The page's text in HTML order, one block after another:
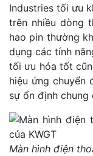
Industries tối ưu
trên nhiều dòng
hao pin thường
dụng các tính
tối ưu hóa tốt
hiệu ứng chuyển
sự ổn định chung
Màn hình điện